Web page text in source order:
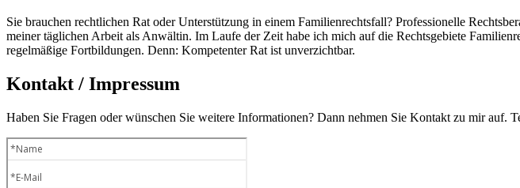
Sie brauchen rechtlichen Rat oder Unterstützung in einem Familienrechtsfall? Professionelle
meiner täglichen Arbeit als Anwältin. Im Laufe der Zeit habe ich mich auf die Rechtsgebiete
regelmäßige Fortbildungen. Denn: Kompetenter Rat ist unverzichtbar.
Kontakt / Impressum
Haben Sie Fragen oder wünschen Sie weitere Informationen? Dann nehmen Sie Kontakt zu mir